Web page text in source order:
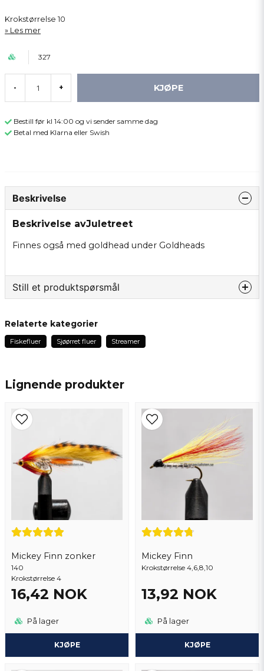
Krokstørrelse 10
Les mer
327
- + KJØPE
Bestill før kl 14:00 og vi sender samme dag
Betal med Klarna eller Swish
Lignende produkter
Mickey Finn zonker
140
Krokstørrelse 4
16,42 NOK
På lager
KJØPE
Mickey Finn
Krokstørrelse 4,6,8,10
13,92 NOK
På lager
KJØPE
Beskrivelse
Beskrivelse avJuletreet
Finnes også med goldhead under Goldheads
Still et produktspørsmål
Spør oss om noe om dette produktet...
Navn
email
Epostadresse
Ja, du kan publisere spørsmålet mitt
Send spørsmål
Relaterte kategorier
Fiskefluer Sjøørret fluer Streamer